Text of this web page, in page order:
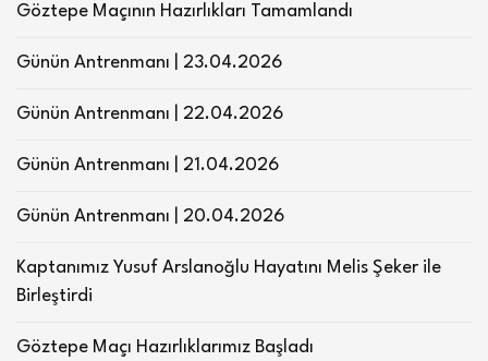
Göztepe Maçının Hazırlıkları Tamamlandı
Günün Antrenmanı | 23.04.2026
Günün Antrenmanı | 22.04.2026
Günün Antrenmanı | 21.04.2026
Günün Antrenmanı | 20.04.2026
Kaptanımız Yusuf Arslanoğlu Hayatını Melis Şeker ile
Birleştirdi
Göztepe Maçı Hazırlıklarımız Başladı